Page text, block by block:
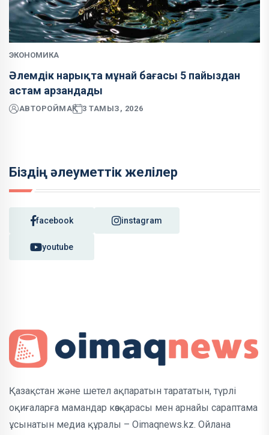
ЭКОНОМИКА
Әлемдік нарықта мұнай бағасы 5 пайыздан
астам арзандады
АВТОРОЙМАҚ 3 ТАМЫЗ, 2026
Біздің әлеуметтік желілер
facebook instagram
youtube
Қазақстан және шетел ақпаратын тарататын, түрлі
оқиғаларға мамандар көзқарасы мен арнайы сараптама
ұсынатын медиа құралы – Oimaqnews.kz. Ойлана